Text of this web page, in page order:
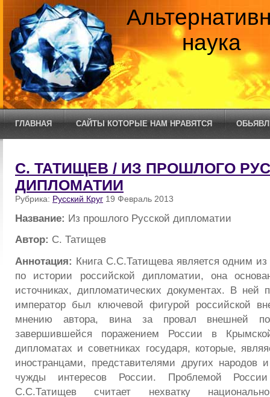
наука
ГЛАВНАЯ САЙТЫ КОТОРЫЕ НАМ НРАВЯТСЯ
С. ТАТИЩЕВ / ИЗ ПРОШЛОГО
ДИПЛОМАТИИ
Рубрика: Русский Круг 19 Февраль 2013
Название: Из прошлого Русской дипломатии
Автор: С. Татищев
Аннотация: Книга С.С.Татищева является одним из
по истории российской дипломатии, она
источниках, дипломатических документах. В ней
император был ключевой фигурой российской
мнению автора, вина за провал внешней
завершившейся поражением России в
дипломатах и советниках государя, которые,
иностранцами, представителями других народов
чужды интересов России. Проблемой
С.С.Татищев считает нехватку